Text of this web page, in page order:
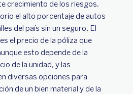
crecimiento de los riesgos,
el alto porcentaje de autos
del país sin un seguro. El
el precio de la póliza que
esto depende de la
de la unidad, y las
diversas opciones para
de un bien material y de la